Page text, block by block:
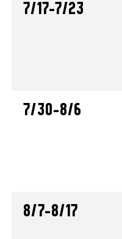
7/17-7/23
7/30-8/6
8/7-8/17